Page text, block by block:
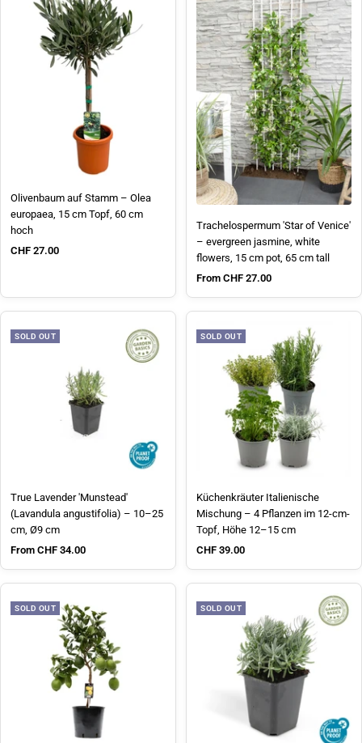
Olivenbaum auf Stamm – Olea
europaea, 15 cm Topf, 60 cm
hoch
Sale price
CHF 27.00
Trachelospermum 'Star of Venice'
– evergreen jasmine, white
flowers, 15 cm pot, 65 cm tall
Sale price
From CHF 27.00
SOLD OUT
True Lavender 'Munstead'
(Lavandula angustifolia) – 10–25
cm, Ø9 cm
Sale price
From CHF 34.00
SOLD OUT
Küchenkräuter Italienische
Mischung – 4 Pflanzen im 12-cm-
Topf, Höhe 12–15 cm
Sale price
CHF 39.00
SOLD OUT SOLD OUT